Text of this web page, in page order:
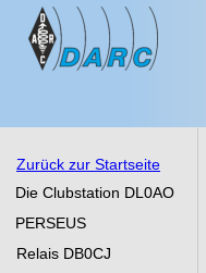
Zurück zur Startseite
Die Clubstation DL0AO
PERSEUS
Relais DB0CJ